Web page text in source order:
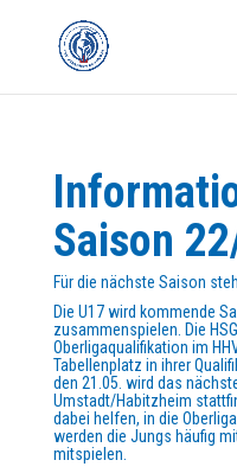
Saison
Für die nächste Saison
Die U17 wird kommende
zusammenspielen. Die
Oberligaqualifikation im
Tabellenplatz in ihrer
den 21.05. wird das
Umstadt/Habitzheim
dabei helfen, in die
werden die Jungs häufig
mitspielen.